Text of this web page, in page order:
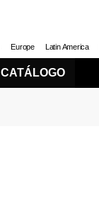
Europe Latin America
CATÁLOGO